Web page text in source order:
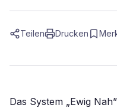
Teilen Drucken
Das System „Ewig